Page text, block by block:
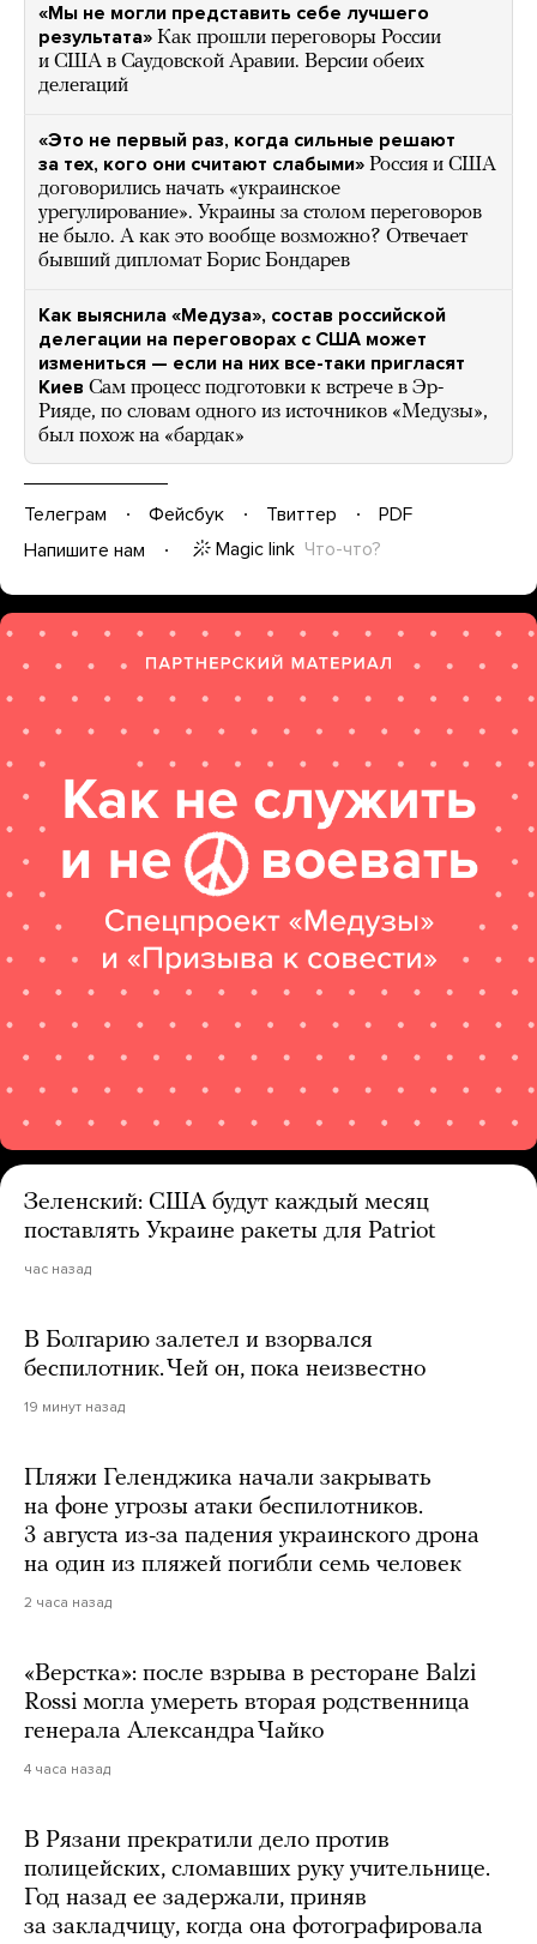
«Мы не могли представить себе лучшего
результата» Как прошли переговоры России
и США в Саудовской Аравии. Версии обеих
делегаций
«Это не первый раз, когда сильные решают
за тех, кого они считают слабыми» Россия и США
договорились начать «украинское
урегулирование». Украины за столом переговоров
не было. А как это вообще возможно? Отвечает
бывший дипломат Борис Бондарев
Как выяснила «Медуза», состав российской
делегации на переговорах с США может
измениться — если на них все-таки пригласят
Киев Сам процесс подготовки к встрече в Эр-
Рияде, по словам одного из источников «Медузы»,
был похож на «бардак»
Телеграм Фейсбук Твиттер
PDF
Напишите нам
Magic link Что-что?
Зеленский: США будут каждый месяц
поставлять Украине ракеты для Patriot
час назад
В Болгарию залетел и взорвался
беспилотник. Чей он, пока неизвестно
19 минут назад
Пляжи Геленджика начали закрывать
на фоне угрозы атаки беспилотников.
3 августа из-за падения украинского дрона
на один из пляжей погибли семь человек
2 часа назад
«Верстка»: после взрыва в ресторане Balzi
Rossi могла умереть вторая родственница
генерала Александра Чайко
4 часа назад
В Рязани прекратили дело против
полицейских, сломавших руку учительнице.
Год назад ее задержали, приняв
за закладчицу, когда она фотографировала